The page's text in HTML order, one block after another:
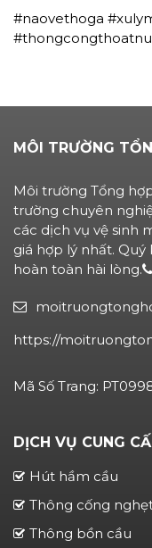
#naovethoga
MÔI TRƯỜNG
Môi trường Tổng
trường chuyên
các dịch vụ vệ sinh
giá hợp lý nhất.
hoàn toàn hài lòng.
https://
Mã Số Trang:
DỊCH VỤ CUNG
Hút hầm cầu
Thông cống
Thông bồn cầu